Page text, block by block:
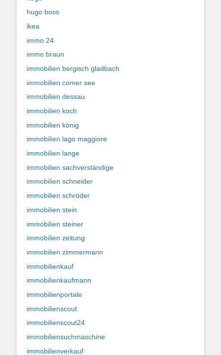
hugo boss
ikea
immo 24
immo braun
immobilien bergisch gladbach
immobilien comer see
immobilien dessau
immobilien koch
immobilien könig
immobilien lago maggiore
immobilien lange
immobilien sachverständige
immobilien schneider
immobilien schröder
immobilien stein
immobilien steiner
immobilien zeitung
immobilien zimmermann
immobilienkauf
immobilienkaufmann
immobilienportale
immobilienscout
immobilienscout24
immobiliensuchmaschine
immobilienverkauf